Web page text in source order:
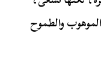
والطموح